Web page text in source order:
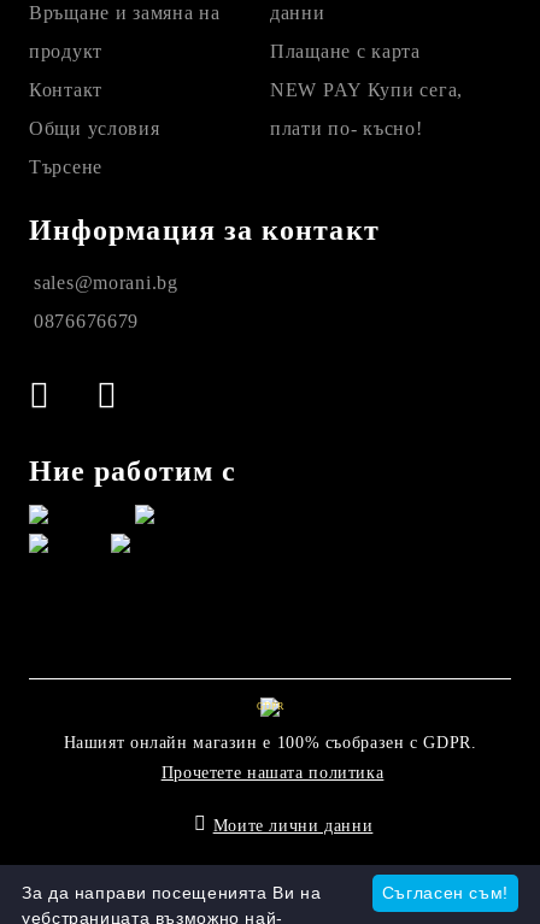
Връщане и замяна на
продукт
Контакт
Общи условия
Търсене
данни
Плащане с карта
NEW PAY Купи сега,
плати по- късно!
Информация за контакт
sales@morani.bg
0876676679
Ние работим с
GDPR
Нашият онлайн магазин е 100% съобразен с GDPR.
Прочетете нашата политика
Моите лични данни
Онлайн магазин от SELITONСъгласен съм!
За да направи посещенията Ви на
уебстраницата възможно най-